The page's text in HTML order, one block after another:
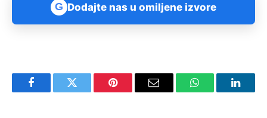
G Dodajte nas u omiljene izvore
FacebookTwitter Pinterest Email WhatsApp